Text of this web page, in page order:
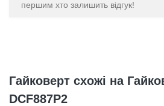
першим хто залишить відгук!
Гайковерт схожі на
DCF887P2